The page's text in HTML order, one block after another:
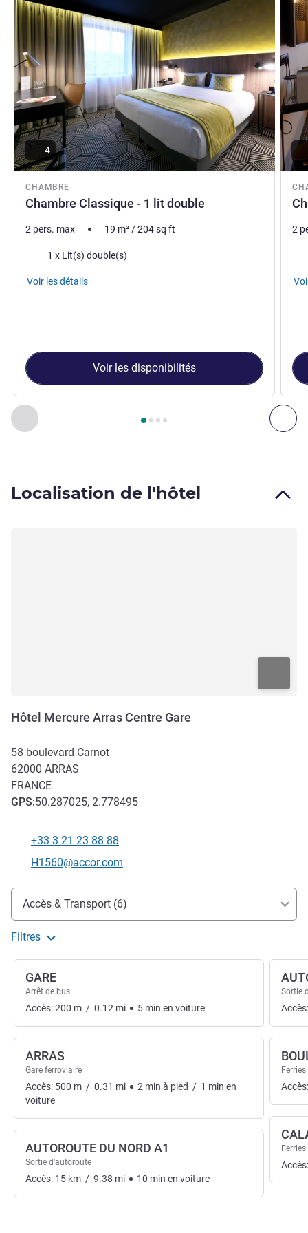
Précédent - Chambre
Page , Chambre 1 : Chambre Classique - 1 lit double
CHAMBRE
Chambre Classique - 1 lit double
4
2 pers. max 19 m²/204sq ft
Literie1 x Lit(s) double(s)
Voir les détails
Voir les disponibilités
2
Localisation de l'hôtel
Hôtel Mercure Arras Centre Gare
58 boulevard Carnot
62000 ARRAS
FRANCE
GPS:50.287025, 2.778495
Téléphone
+33 3 21 23 88 88
Email de contact
H1560@accor.com
Accès et transports
Accès & Transport (6)
Filtres
GARE
Arrêt de bus
Accès:200 m / 0.12 mi 5 min en voiture
ARRAS
Gare ferroviaire
Accès: 500 m / 0.31 mi 2 min à pied / 1 min en
voiture
AUTOROUTE DU NORD A1
Sortie d'autoroute
Accès: 15 km / 9.38 mi 10 min en voiture
Sortie
Ferries
Ferries